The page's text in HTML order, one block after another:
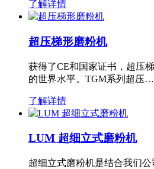
了解详情
超压梯形磨粉机
获得了CE和国家证书，超压
的世界水平。TGM系列超压…
了解详情
LUM 超细立式磨粉机
超细立式磨粉机是结合我们